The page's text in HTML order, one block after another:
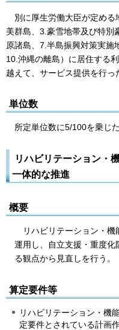
別に厚生労働大臣が定める
美群島、3.豪雪地帯及び特別
原諸島、7.半島振興対策実施
10.沖縄の離島）に居住する
越えて、サービス提供を行っ
単位数
所定単位数に5/100を乗じ
リハビリテーション・
一体的な推進
概要
リハビリテーション・機
運用し、自立支援・重度化
る観点から見直しを行う。
算定要件等
リハビリテーション・機
定要件とされている計画